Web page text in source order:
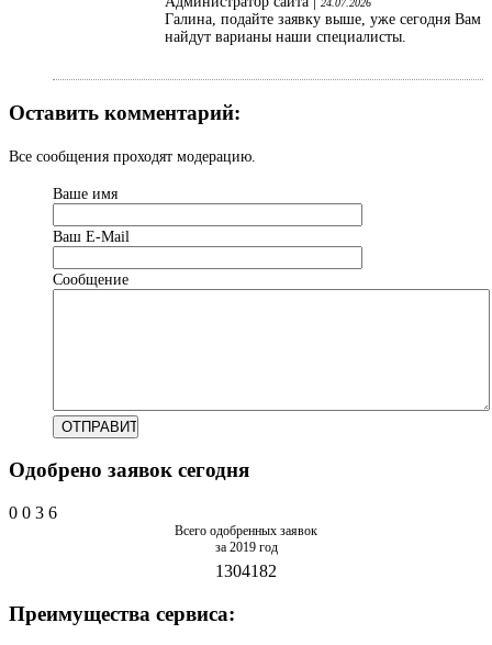
24.07.2026
Галина, подайте заявку выше, уже сегодня Вам
найдут варианы наши специалисты.
Оставить комментарий:
Все сообщения проходят модерацию.
Ваше имя
Ваш Е-Mail
Сообщение
Одобрено заявок сегодня
0 0 3 6
Всего одобренных заявок
за 2019 год
1304182
Преимущества сервиса: